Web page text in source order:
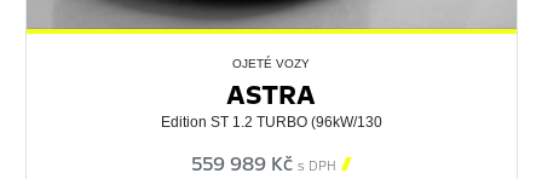
OJETÉ VOZY
ASTRA
Edition ST 1.2 TURBO (96kW/130
559 989 Kč s DPH 